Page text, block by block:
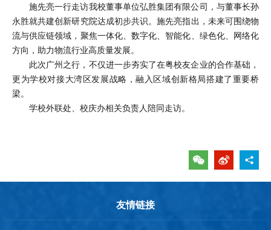
施先亮一行走访我校董事单位弘胜集团有限公司，与董事长孙
永胜就共建创新研究院达成初步共识。施先亮指出，未来可围绕物
流与供应链领域，聚焦一体化、数字化、智能化、绿色化、网络化
方向，助力物流行业高质量发展。
此次广州之行，不仅进一步夯实了在粤校友企业的合作基础，
更为学校对接大湾区发展战略，融入区域创新格局搭建了重要桥
梁。
学校外联处、校庆办相关负责人陪同走访。
友情链接